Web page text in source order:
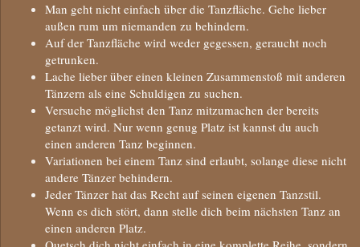
Man geht nicht einfach über die Tanzfläche. Gehe lieber
außen rum um niemanden zu behindern.
Auf der Tanzfläche wird weder gegessen, geraucht noch
getrunken.
Lache lieber über einen kleinen Zusammenstoß mit anderen
Tänzern als eine Schuldigen zu suchen.
Versuche möglichst den Tanz mitzumachen der bereits
getanzt wird. Nur wenn genug Platz ist kannst du auch
einen anderen Tanz beginnen.
Variationen bei einem Tanz sind erlaubt, solange diese nicht
andere Tänzer behindern.
Jeder Tänzer hat das Recht auf seinen eigenen Tanzstil.
Wenn es dich stört, dann stelle dich beim nächsten Tanz an
einen anderen Platz.